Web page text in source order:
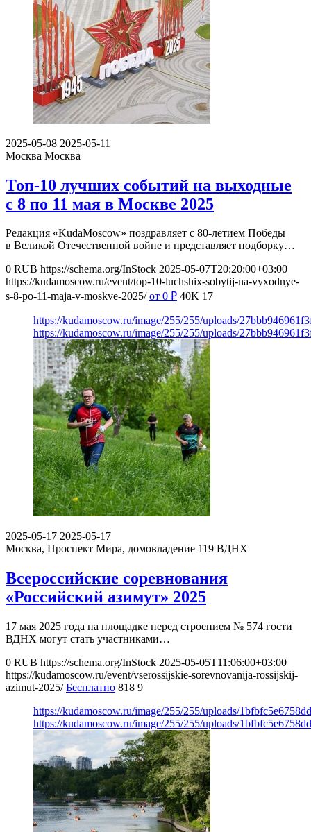
2025-05-08 2025-05-11
Москва Москва
Топ-10 лучших событий на выходные
с 8 по 11 мая в Москве 2025
Редакция «KudaMoscow» поздравляет с 80-летием Победы
в Великой Отечественной войне и представляет подборку…
0 RUB https://schema.org/InStock 2025-05-07T20:20:00+03:00
https://kudamoscow.ru/event/top-10-luchshix-sobytij-na-vyxodnye-
s-8-po-11-maja-v-moskve-2025/ от 0 ₽ 40K 17
https://kudamoscow.ru/image/255/255/uploads/
https://kudamoscow.ru/image/255/255/uploads/
2025-05-17 2025-05-17
Москва, Проспект Мира, домовладение 119 ВДНХ
Всероссийские соревнования
«Российский азимут» 2025
17 мая 2025 года на площадке перед строением № 574 гости
ВДНХ могут стать участниками…
0 RUB https://schema.org/InStock 2025-05-05T11:06:00+03:00
https://kudamoscow.ru/event/vserossijskie-sorevnovanija-rossijskij-
azimut-2025/ Бесплатно 818 9
https://kudamoscow.ru/image/255/255/uploads/
https://kudamoscow.ru/image/255/255/uploads/